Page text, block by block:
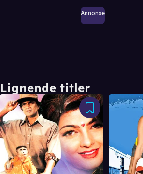
Annonse
Lignende titler